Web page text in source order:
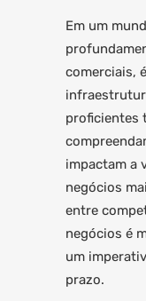
Em um
comerciais,
proficientes
impactam a
negócios
entre
negócios é
um
prazo.